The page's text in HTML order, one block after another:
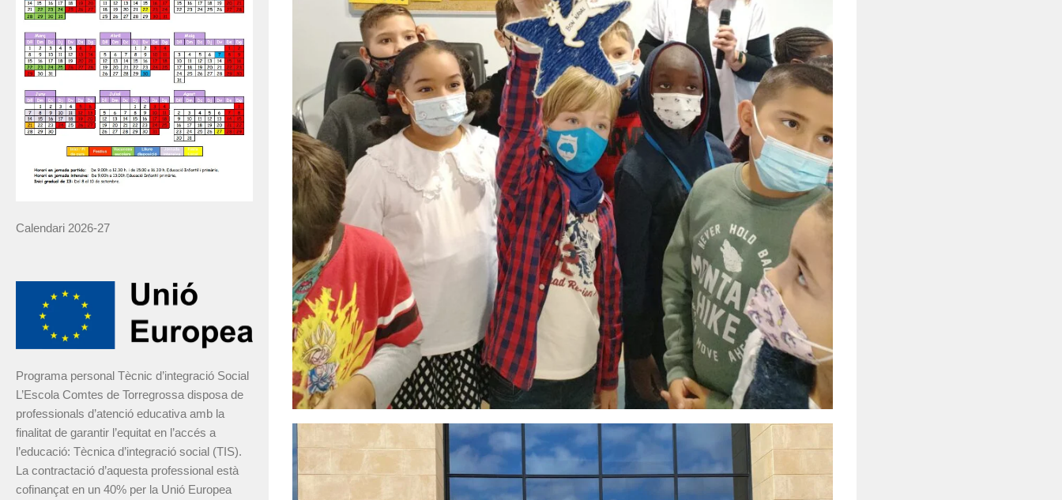
Calendari 2026-27
Programa personal Tècnic d’integració Social
L’Escola Comtes de Torregrossa disposa de
professionals d’atenció educativa amb la
finalitat de garantir l’equitat en l’accés a
l’educació: Tècnica d’integració social (TIS).
La contractació d’aquesta professional està
cofinançat en un 40% per la Unió Europea